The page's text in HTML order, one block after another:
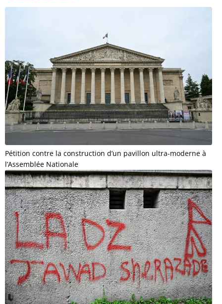
Pétition contre la construction d’un pavillon ultra-moderne à
l’Assemblée Nationale